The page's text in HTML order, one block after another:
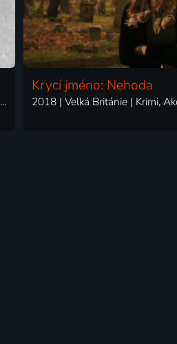
2018 | Velká Británie, USA | Životopisný, Drama, Krimi, Mysteriózní, Thriller
Krycí jméno: Nehoda